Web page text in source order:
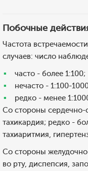
Побочные
Частота
случаев: число
часто - более 1:100;
нечасто - 1:100-
редко - менее
Со стороны сердечно-
тахикардия; редко -
тахиаритмия,
Со стороны
во рту, диспепсия,